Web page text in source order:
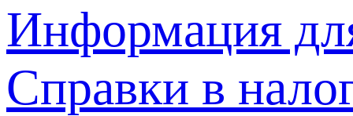
Информация
Справки в